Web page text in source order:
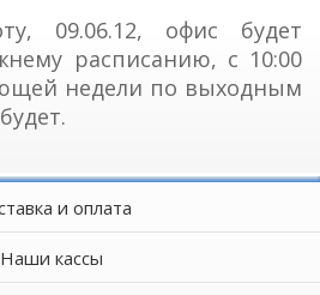
09.06.12, офис будет
расписанию, с 10:00
недели по выходным
и оплата
Наши кассы